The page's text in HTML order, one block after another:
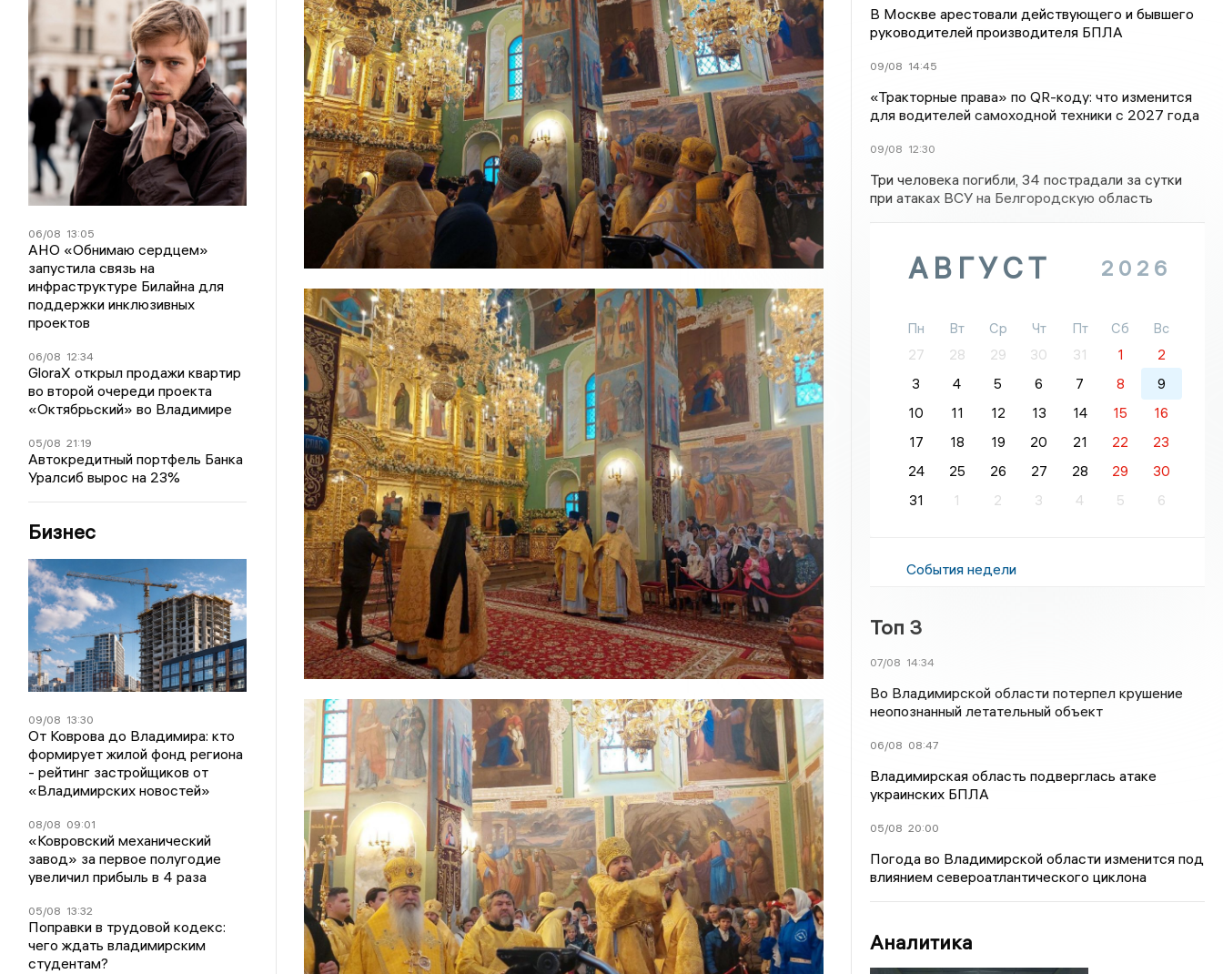
06/08 13:05
АНО «Обнимаю сердцем»
запустила связь на
инфраструктуре Билайна для
поддержки инклюзивных
проектов
06/08 12:34
GloraX открыл продажи квартир
во второй очереди проекта
«Октябрьский» во Владимире
05/08 21:19
Автокредитный портфель Банка
Уралсиб вырос на 23%
Бизнес
09/08 13:30
От Коврова до Владимира: кто
формирует жилой фонд региона
- рейтинг застройщиков от
«Владимирских новостей»
08/08 09:01
«Ковровский механический
завод» за первое полугодие
увеличил прибыль в 4 раза
05/08 13:32
Поправки в трудовой кодекс:
чего ждать владимирским
студентам?
В Москве арестовали действующего и бывшего
руководителей производителя БПЛА
09/08 14:45
«Тракторные права» по QR-коду: что изменится
для водителей самоходной техники с 2027 года
09/08 12:30
Три человека погибли, 34 пострадали за сутки
при атаках ВСУ на Белгородскую область
АВГУСТ 2026
Пн Вт Ср Чт Пт Сб
Вс
27
28 29 30 31 1
2
3
4 5 6 7 8
9
10
11 12 13 14 15
16
17
18 19 20 21 22
23
24
25 26 27 28 29
30
31
1 2 3 4 5 6
События недели
Топ 3
07/08 14:34
Во Владимирской области потерпел крушение
неопознанный летательный объект
06/08 08:47
Владимирская область подверглась атаке
украинских БПЛА
05/08 20:00
Погода во Владимирской области изменится под
влиянием североатлантического циклона
Аналитика